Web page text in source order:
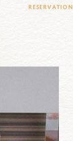
RESERVATION